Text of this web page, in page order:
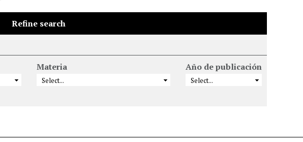
Refine search
Materia Año de publicación